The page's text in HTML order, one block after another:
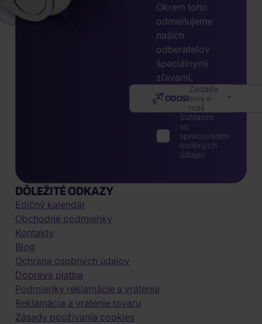
Okrem toho
odmeňujeme
našich
odberateľov
špeciálnymi
zľavami.
Zadajte
svoj e-
mail
ODOSLAŤ
Súhlasím
so
spracovaním
osobných
údajov
DÔLEŽITÉ ODKAZY
Edičný kalendár
Obchodné podmienky
Kontakty
Blog
Ochrana osobných údajov
Doprava platba
Podmienky reklamácie a vrátenia
Reklamácia a vrátenie tovaru
Zásady používania cookies